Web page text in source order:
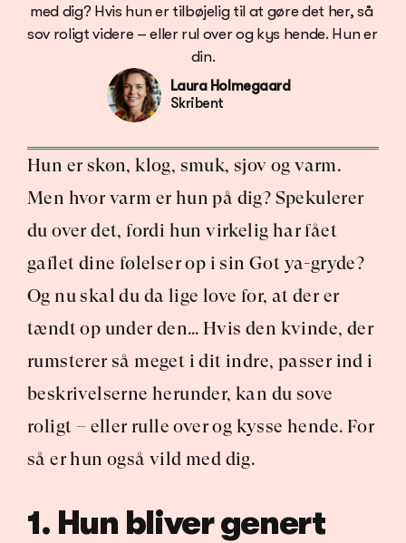
med dig? Hvis hun er tilbøjelig til at gøre det her, så
sov roligt videre – eller rul over og kys hende. Hun er
Laura Holmegaard
Skribent
Hun er skøn, klog, smuk, sjov og varm.
Men hvor varm er hun på dig? Spekulerer
du over det, fordi hun virkelig har fået
gaflet dine følelser op i sin Got ya-gryde?
Og nu skal du da lige love for, at der er
tændt op under den… Hvis den kvinde, der
rumsterer så meget i dit indre, passer ind i
beskrivelserne herunder, kan du sove
roligt – eller rulle over og kysse hende. For
så er hun også vild med dig.
1. Hun bliver genert